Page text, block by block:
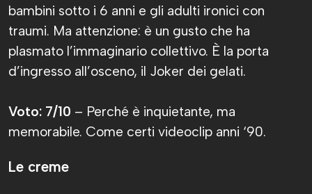
bambini sotto i 6 anni e gli adulti ironici con
traumi. Ma attenzione: è un gusto che ha
plasmato l’immaginario collettivo. È la porta
d’ingresso all’osceno, il Joker dei gelati.
Voto: 7/10 – Perché è inquietante, ma
memorabile. Come certi videoclip anni ‘90.
Le creme